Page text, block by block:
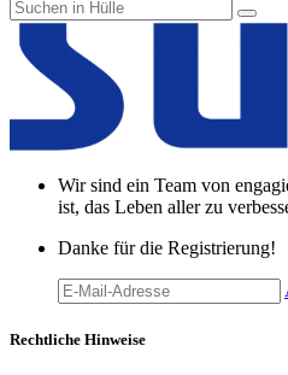
Wir sind ein Team von
ist, das Leben aller zu
Danke für die Registrierung!
Rechtliche Hinweise